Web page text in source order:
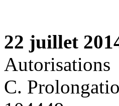
22 juillet
Autorisations
C.